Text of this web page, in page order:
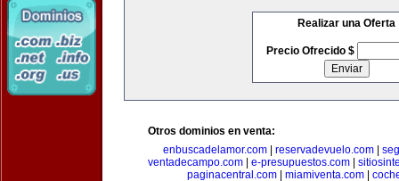
Realizar una Oferta
Precio Ofrecido $
Otros dominios en venta:
enbuscadelamor.com
reservadevuelo.com
ventadecampo.com
e-presupuestos.com
paginacentral.com| miamiventa.com|